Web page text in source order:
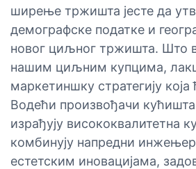
ширење тржишта јесте да
демографске податке и
новог циљног тржишта. Што
нашим циљним купцима,
маркетиншку стратегију
Водећи произвођачи
израђују висококвалитетна
комбинују напредни
естетским иновацијама,